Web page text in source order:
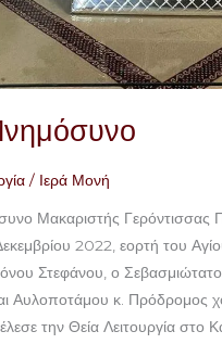
/ Ιερά Μονή
Μακαριστής Γερόντισσας
2022, εορτή του
Στεφάνου, ο
Αυλοποτάμου κ. Πρόδρομος
την Θεία Λειτουργία στο